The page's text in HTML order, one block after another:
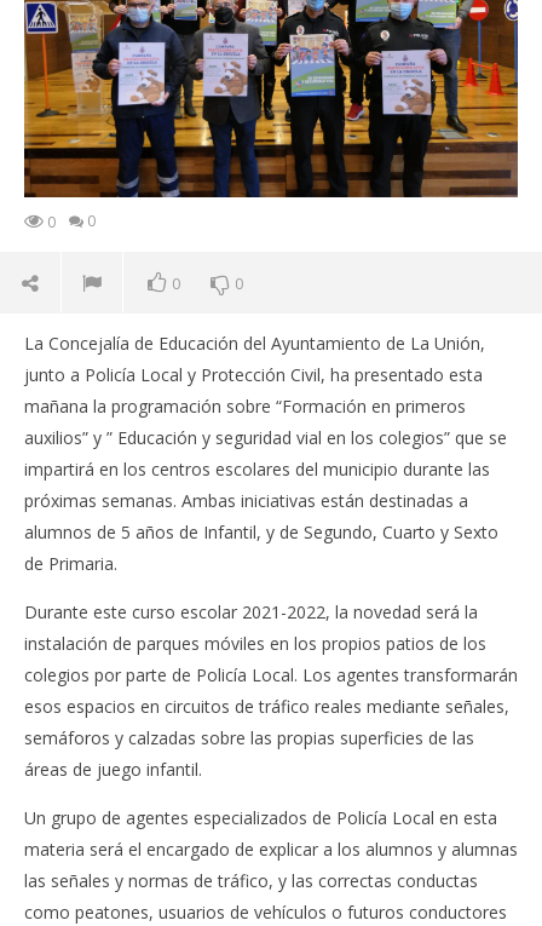
0 0
0 0
La Concejalía de Educación del Ayuntamiento de La Unión,
junto a Policía Local y Protección Civil, ha presentado esta
mañana la programación sobre “Formación en primeros
auxilios” y ” Educación y seguridad vial en los colegios” que se
impartirá en los centros escolares del municipio durante las
próximas semanas. Ambas iniciativas están destinadas a
alumnos de 5 años de Infantil, y de Segundo, Cuarto y Sexto
de Primaria.
Durante este curso escolar 2021-2022, la novedad será la
instalación de parques móviles en los propios patios de los
colegios por parte de Policía Local. Los agentes transformarán
esos espacios en circuitos de tráfico reales mediante señales,
semáforos y calzadas sobre las propias superficies de las
áreas de juego infantil.
Un grupo de agentes especializados de Policía Local en esta
materia será el encargado de explicar a los alumnos y alumnas
las señales y normas de tráfico, y las correctas conductas
como peatones, usuarios de vehículos o futuros conductores